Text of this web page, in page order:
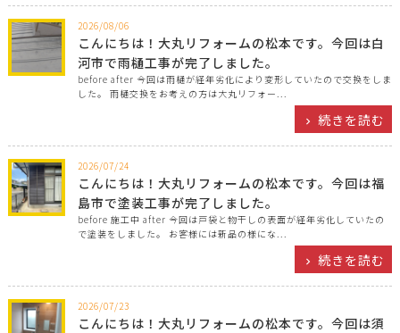
2026/08/06
こんにちは！大丸リフォームの松本です。今回は白
河市で雨樋工事が完了しました。
before after 今回は雨樋が経年劣化により変形していたので交換をしま
した。 雨樋交換をお考えの方は大丸リフォー...
続きを読む
2026/07/24
こんにちは！大丸リフォームの松本です。今回は福
島市で塗装工事が完了しました。
before 施工中 after 今回は戸袋と物干しの表面が経年劣化していたの
で塗装をしました。 お客様には新品の様にな...
続きを読む
2026/07/23
こんにちは！大丸リフォームの松本です。今回は須